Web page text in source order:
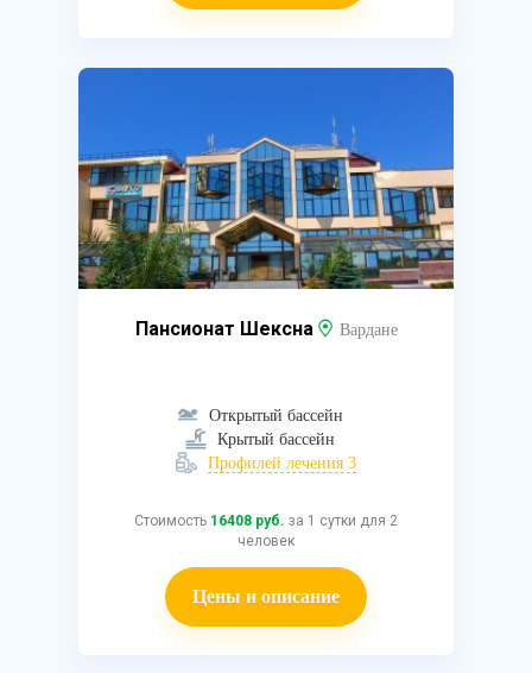
Пансионат Шексна Вардане
Открытый бассейн
Крытый бассейн
Профилей лечения 3
Стоимость 16408 руб. за 1 сутки для 2
человек
Цены и описание